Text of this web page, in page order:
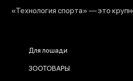
«Технология спорта» — это
Для лошади
ЗООТОВАРЫ